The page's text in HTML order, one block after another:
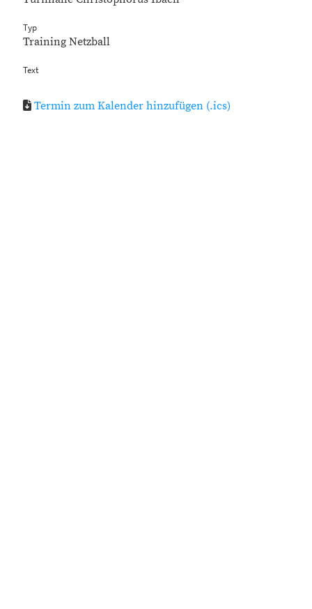
Typ
Training Netzball
Text
Termin zum Kalender hinzufügen (.ics)